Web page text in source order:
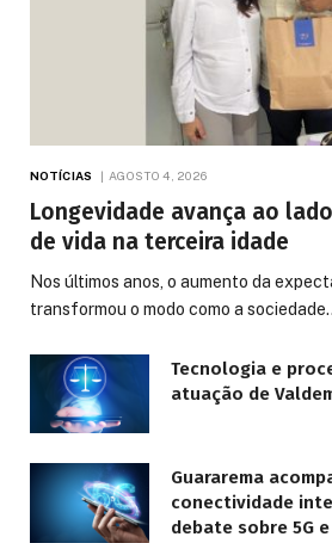
NOTÍCIAS AGOSTO 4, 2026
Longevidade avança ao
de vida na terceira idade
Nos últimos anos, o aumento da
transformou o modo como a
Tecnologia e
atuação de
Guararema
conectividade
debate sobre 5G